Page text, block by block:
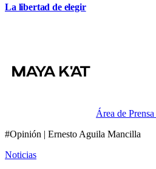
La libertad de elegir
Área de Prensa
#Opinión | Ernesto Aguila Mancilla
Noticias